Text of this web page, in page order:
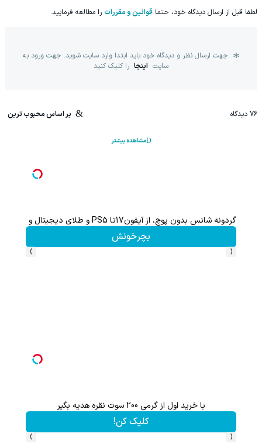
لطفا قبل از ارسال دیدگاه خود، حتما قوانین و مقررات را مطالعه فرمایید.
جهت ارسال نظر و دیدگاه خود باید ابتدا وارد سایت شوید. جهت ورود به
سایت اینجا را کلیک کنید
76 دیدگاه بر اساس محبوب ترین
مشاهده بیشتر
گردونه شانس بدون پوچ، از آیفون17تا PS5 و طلای دیجیتال و دلار🔥
بچرخونش
‹
›
با خرید اول از گرمی 200 سوت نقره هدیه بگیر
کلیک کن!
‹
›